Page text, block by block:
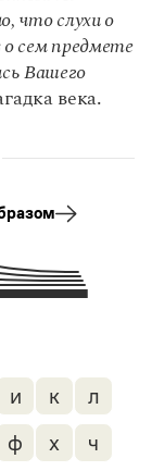
что слухи о
сем предмете
Вашего
века.
и к
л
ф х
ч